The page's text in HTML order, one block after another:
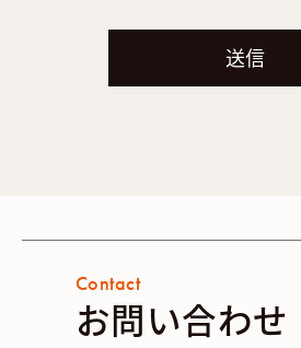
Contact
お問い合わせ